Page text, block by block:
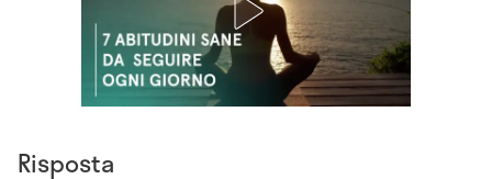
Risposta